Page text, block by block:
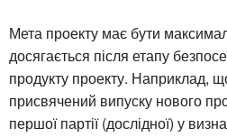
Мета проекту має бути
досягається після етапу
продукту проекту. Наприклад,
присвячений випуску нового
першої партії (дослідної) у